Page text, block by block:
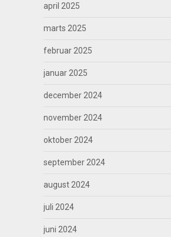
april 2025
marts 2025
februar 2025
januar 2025
december 2024
november 2024
oktober 2024
september 2024
august 2024
juli 2024
juni 2024